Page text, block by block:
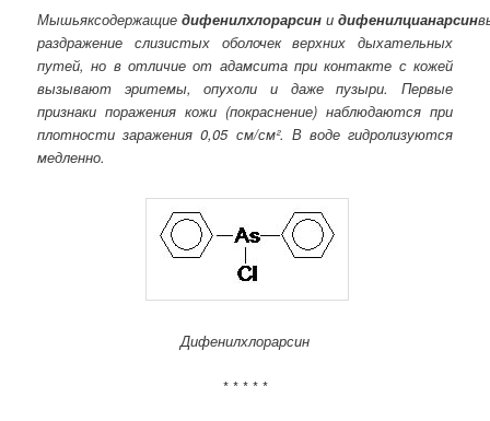
Мышьяксодержащиедифенилхлорарсин идифенилцианарсин
раздражение слизистых оболочек верхних дыхательных
путей, но в отличие от адамсита при контакте с кожей
вызывают эритемы, опухоли и даже пузыри. Первые
признаки поражения кожи (покраснение) наблюдаются при
плотности заражения 0,05 см/см². В воде гидролизуются
медленно.
Дифенилхлорарсин
* * * * *